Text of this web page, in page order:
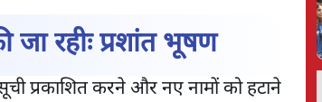
जा रहीः प्रशांत भूषण
प्रकाशित करने और नए नामों को हटाने